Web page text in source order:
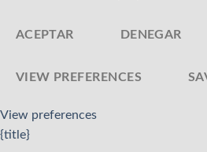
ACEPTAR DENEGAR
VIEW PREFERENCES
View preferences
{title}